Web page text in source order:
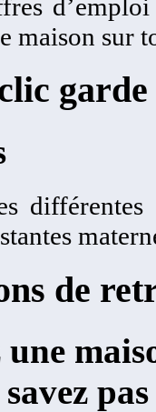
maison sur
de
une